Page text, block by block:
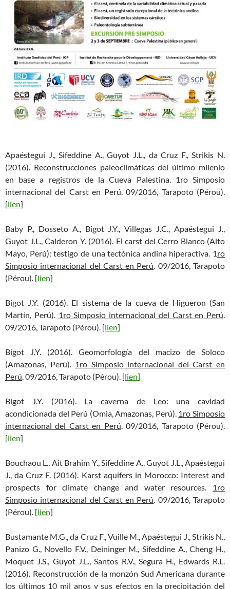
Apaéstegui J., Sifeddine A., Guyot J.L., da Cruz F., Strikis N.
(2016). Reconstrucciones paleoclimáticas del último milenio
en base a registros de la Cueva Palestina. 1ro Simposio
internacional del Carst en Perú. 09/2016, Tarapoto (Pérou).
[lien]
Baby P., Dosseto A., Bigot J.Y., Villegas J.C., Apaéstegui J.,
Guyot J.L., Calderon Y. (2016). El carst del Cerro Blanco (Alto
Mayo, Perú): testigo de una tectónica andina hiperactiva. 1ro
Simposio internacional del Carst en Perú. 09/2016, Tarapoto
(Pérou). [lien]
Bigot J.Y. (2016). El sistema de la cueva de Higueron (San
Martín, Perú). 1ro Simposio internacional del Carst en Perú.
09/2016, Tarapoto (Pérou). [lien]
Bigot J.Y. (2016). Geomorfología del macizo de Soloco
(Amazonas, Perú). 1ro Simposio internacional del Carst en
Perú. 09/2016, Tarapoto (Pérou). [lien]
Bigot J.Y. (2016). La caverna de Leo: una cavidad
acondicionada del Perú (Omia, Amazonas, Perú). 1ro Simposio
internacional del Carst en Perú. 09/2016, Tarapoto (Pérou).
[lien]
Bouchaou L., Ait Brahim Y., Sifeddine A., Guyot J.L., Apaéstegui
J., da Cruz F. (2016). Karst aquifers in Morocco: Interest and
prospects for climate change and water resources. 1ro
Simposio internacional del Carst en Perú. 09/2016, Tarapoto
(Pérou). [lien]
Bustamante M.G., da Cruz F., Vuille M., Apaéstegui J., Strikis N.,
Panizo G., Novello F.V., Deininger M., Sifeddine A., Cheng H.,
Moquet J.S., Guyot J.L., Santos R.V., Segura H., Edwards R.L.
(2016). Reconstrucción de la monzón Sud Americana durante
los últimos 10 mil anos y sus efectos en la precipitación del